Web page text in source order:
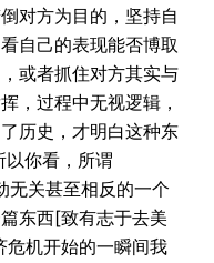
对方为目的，坚持自
自己的表现能否博取
或者抓住对方其实与
，过程中无视逻辑，
历史，才明白这种东
你看，所谓
关甚至相反的一个
东西[致有志于去美
危机开始的一瞬间我